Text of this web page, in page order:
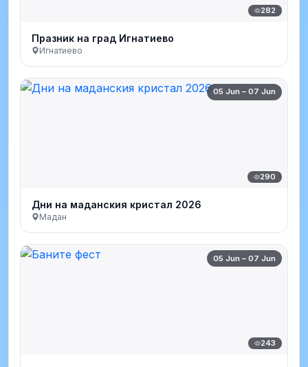
282
Празник на град Игнатиево
Игнатиево
05 Jun – 07 Jun
290
Дни на маданския кристал 2026
Мадан
05 Jun – 07 Jun
243